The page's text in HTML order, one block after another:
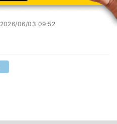
2026/06/03 09:52